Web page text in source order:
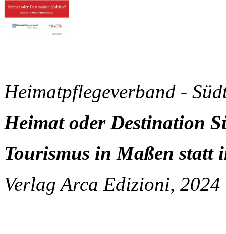
Heimatpflegeverband -
Heimat oder Destination
Tourismus in Maßen statt
Verlag Arca Edizioni, 2024